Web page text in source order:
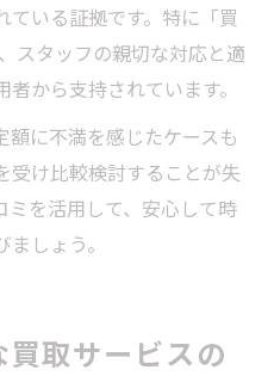
ている証拠です。特に「買
スタッフの親切な対応と適
から支持されています。
に不満を感じたケースも
受け比較検討することが失
ミを活用して、安心して時
しょう。
取サービスの